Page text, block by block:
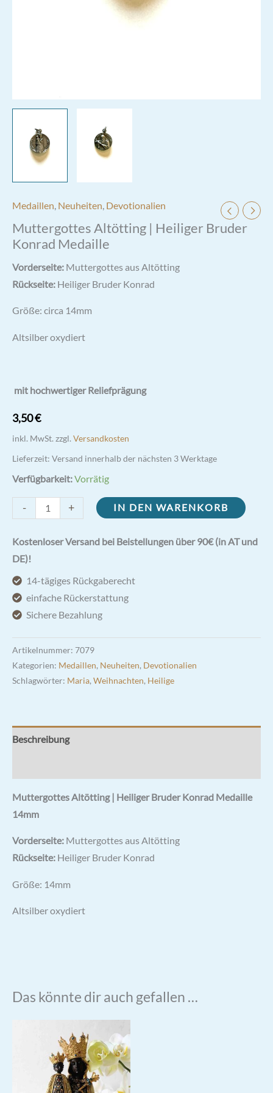
Medaillen, Neuheiten, Devotionalien
Muttergottes Altötting | Heiliger Bruder
Konrad Medaille
Vorderseite: Muttergottes aus Altötting
Rückseite: Heiliger Bruder Konrad
Größe: circa 14mm
Altsilber oxydiert
mit hochwertiger Reliefprägung
3,50€
inkl. MwSt. zzgl. Versandkosten
Lieferzeit: Versand innerhalb der nächsten 3 Werktage
Verfügbarkeit:Vorrätig
-
Muttergottes
Altötting
|
Heiliger
Bruder
Konrad
Medaille
+ IN DEN WARENKORB
Kostenloser Versand bei Beistellungen über 90€ (in AT und
DE)!
14-tägiges Rückgaberecht
einfache Rückerstattung
Sichere Bezahlung
Artikelnummer: 7079
Kategorien: Medaillen, Neuheiten, Devotionalien
Schlagwörter: Maria, Weihnachten, Heilige
Beschreibung
Muttergottes Altötting | Heiliger Bruder Konrad Medaille
14mm
Vorderseite: Muttergottes aus Altötting
Rückseite: Heiliger Bruder Konrad
Größe: 14mm
Altsilber oxydiert
Das könnte dir auch gefallen …